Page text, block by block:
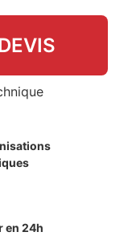
en 24h